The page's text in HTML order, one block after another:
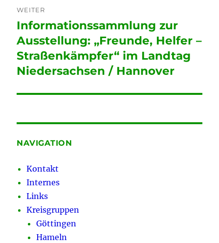
WEITER
Nächster
Beitrag:
Informationssammlung zur
Ausstellung: „Freunde, Helfer –
Straßenkämpfer“ im Landtag
Niedersachsen / Hannover
NAVIGATION
Kontakt
Internes
Links
Kreisgruppen
Göttingen
Hameln